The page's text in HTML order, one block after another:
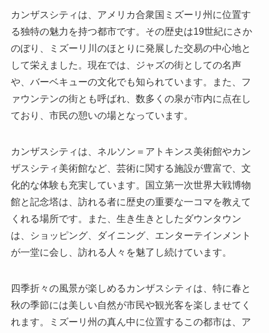
カンザスシティは、アメリカ合衆国ミズーリ州に位置す
る独特の魅力を持つ都市です。その歴史は19世紀にさか
のぼり、ミズーリ川のほとりに発展した交易の中心地と
して栄えました。現在では、ジャズの街としての名声
や、バーベキューの文化でも知られています。また、フ
ァウンテンの街とも呼ばれ、数多くの泉が市内に点在し
ており、市民の憩いの場となっています。
カンザスシティは、ネルソン＝アトキンス美術館やカン
ザスシティ美術館など、芸術に関する施設が豊富で、文
化的な体験も充実しています。国立第一次世界大戦博物
館と記念塔は、訪れる者に歴史の重要な一コマを教えて
くれる場所です。また、生き生きとしたダウンタウン
は、ショッピング、ダイニング、エンターテインメント
が一堂に会し、訪れる人々を魅了し続けています。
四季折々の風景が楽しめるカンザスシティは、特に春と
秋の季節には美しい自然が市民や観光客を楽しませてく
れます。ミズーリ州の真ん中に位置するこの都市は、ア